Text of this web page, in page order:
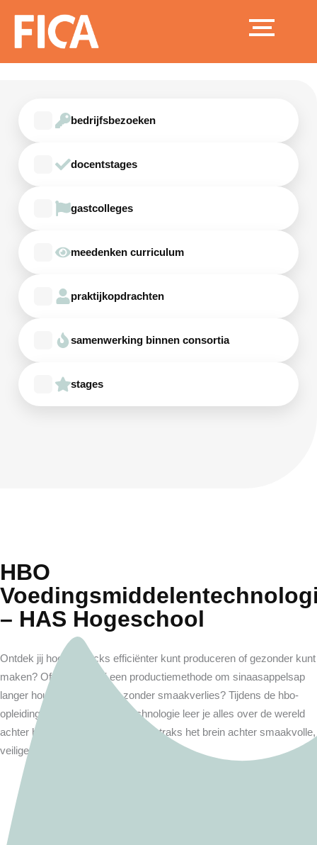
bedrijfsbezoeken
docentstages
gastcolleges
meedenken curriculum
praktijkopdrachten
samenwerking binnen consortia
stages
HBO
– HAS Hogeschool
Ontdek jij hoe je snacks efficiënter kunt produceren of gezonder kunt
maken? Of ontwikkel jij een productiemethode om sinaasappelsap
langer houdbaar te maken zonder smaakverlies? Tijdens de hbo-
opleiding Voedingsmiddelentechnologie leer je alles over de wereld
achter het etiket. Wie weet ben jij straks het brein achter smaakvolle,
veilige, gezonde en duurzame voeding.